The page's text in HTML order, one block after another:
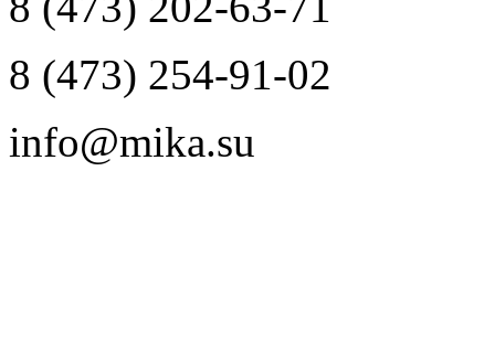
8 (473) 254-91-02
info@mika.su